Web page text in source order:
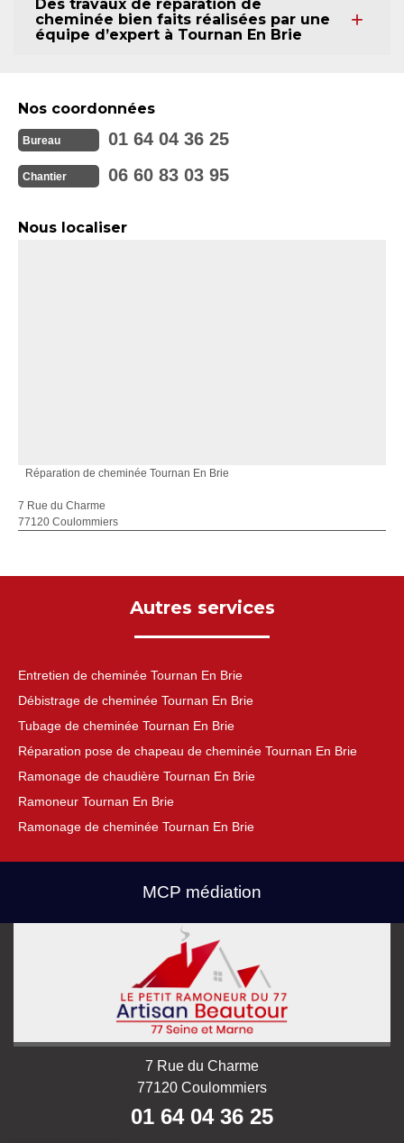
Des travaux de réparation de
cheminée bien faits réalisées par une
équipe d’expert à Tournan En Brie
Nos coordonnées
Bureau 01 64 04 36 25
Chantier 06 60 83 03 95
Nous localiser
Réparation de cheminée Tournan En Brie
7 Rue du Charme
77120 Coulommiers
Autres services
Entretien de cheminée Tournan En Brie
Débistrage de cheminée Tournan En Brie
Tubage de cheminée Tournan En Brie
Réparation pose de chapeau de cheminée Tournan En Brie
Ramonage de chaudière Tournan En Brie
Ramoneur Tournan En Brie
Ramonage de cheminée Tournan En Brie
MCP médiation
7 Rue du Charme
77120 Coulommiers
01 64 04 36 25